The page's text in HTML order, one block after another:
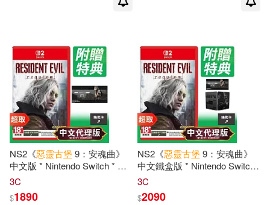
NS2《惡靈古堡 9：安魂曲》
中文版 * Nintendo Switch * 台
灣代理版
3C
$1890
NS2《惡靈古堡 9：安魂曲》
中文鐵盒版 * Nintendo Switch
* 台灣代理版
3C
$2090